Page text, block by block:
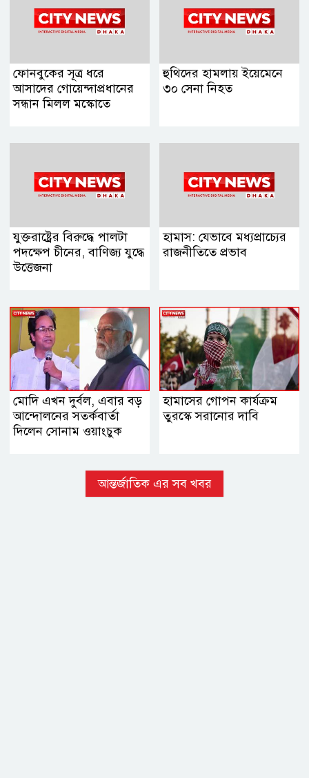
ফোনবুকের সূত্র ধরে
আসাদের গোয়েন্দাপ্রধানের
সন্ধান মিলল মস্কোতে
হুথিদের হামলায় ইয়েমেনে
৩০ সেনা নিহত
যুক্তরাষ্ট্রের বিরুদ্ধে পালটা
পদক্ষেপ চীনের, বাণিজ্য যুদ্ধে
‍উত্তেজনা
হামাস: যেভাবে মধ্যপ্রাচ্যের
রাজনীতিতে প্রভাব
মোদি এখন দুর্বল, এবার বড়
আন্দোলনের সতর্কবার্তা
দিলেন সোনাম ওয়াংচুক
হামাসের গোপন কার্যক্রম
তুরস্কে সরানোর দাবি
আন্তর্জাতিক এর সব খবর